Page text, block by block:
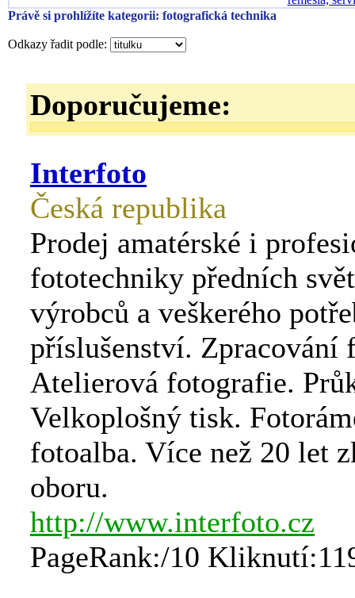
Právě si prohlížíte kategorii: fotografická technika
Odkazy řadit podle:
Doporučujeme:
Interfoto
Česká republika
Prodej amatérské i
fototechniky předních
výrobců a veškerého
příslušenství. Zpracování
Atelierová fotografie.
Velkoplošný tisk.
fotoalba. Více než 20 let
oboru.
http://www.interfoto.cz
PageRank:/10